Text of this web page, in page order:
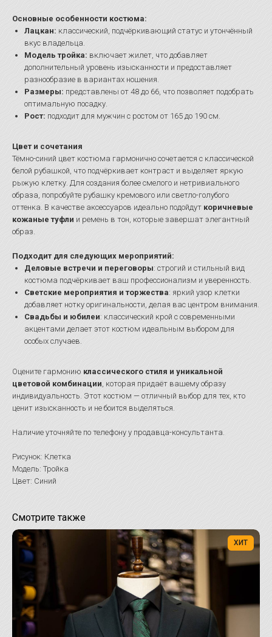
Основные особенности костюма:
Лацкан: классический, подчёркивающий статус и утончённый
вкус владельца.
Модель тройка: включает жилет, что добавляет
дополнительный уровень изысканности и предоставляет
разнообразие в вариантах ношения.
Размеры: представлены от 48 до 66, что позволяет подобрать
оптимальную посадку.
Рост: подходит для мужчин с ростом от 165 до 190 см.
Цвет и сочетания
Тёмно-синий цвет костюма гармонично сочетается с классической
белой рубашкой, что подчёркивает контраст и выделяет яркую
рыжую клетку. Для создания более смелого и нетривиального
образа, попробуйте рубашку кремового или светло-голубого
оттенка. В качестве аксессуаров идеально подойдут коричневые
кожаные туфли и ремень в тон, которые завершат элегантный
образ.
Подходит для следующих мероприятий:
Деловые встречи и переговоры: строгий и стильный вид
костюма подчёркивает ваш профессионализм и уверенность.
Светские мероприятия и торжества: яркий узор клетки
добавляет нотку оригинальности, делая вас центром внимания.
Свадьбы и юбилеи: классический крой с современными
акцентами делает этот костюм идеальным выбором для
особых случаев.
Оцените гармонию классического стиля и уникальной
цветовой комбинации, которая придаёт вашему образу
индивидуальность. Этот костюм — отличный выбор для тех, кто
ценит изысканность и не боится выделяться.
Наличие уточняйте по телефону у продавца-консультанта.
Рисунок: Клетка
Модель: Тройка
Цвет: Синий
Смотрите также
ХИТ